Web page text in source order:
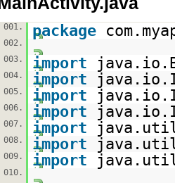
001. package
002.
003.
import
004. import
005. import
006. import
007. import
008. import
009. import
010.